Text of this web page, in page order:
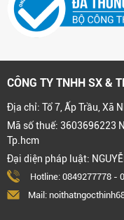
CÔNG TY TNHH SX &
Địa chỉ: Tổ 7, Ấp Trầu, Xã
Mã số thuế: 3603696223
Tp.hcm
Đại diện pháp luật:
Hotline: 0849277778 -
Mail: